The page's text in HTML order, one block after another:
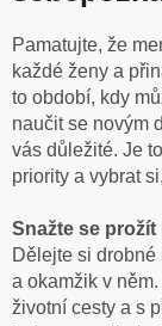
Pamatujte, že
každé ženy a
to období, kdy
naučit se novým
vás důležité. Je
priority a vybrat
Snažte se
Dělejte si
a okamžik v
životní cesty a s